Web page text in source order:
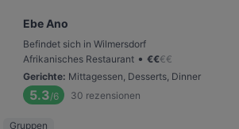
Ebe Ano
Befindet sich in Wilmersdorf
Afrikanisches Restaurant • €€€€
Gerichte: Mittagessen, Desserts, Dinner
5.3/6 30 rezensionen
Gruppen